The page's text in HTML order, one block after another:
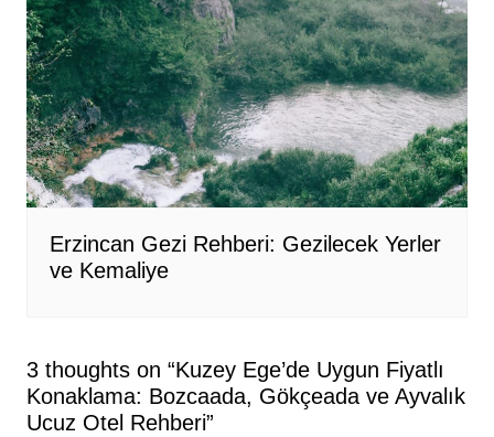
Erzincan Gezi Rehberi: Gezilecek Yerler
ve Kemaliye
3 thoughts on “Kuzey Ege’de Uygun Fiyatlı
Konaklama: Bozcaada, Gökçeada ve Ayvalık
Ucuz Otel Rehberi”